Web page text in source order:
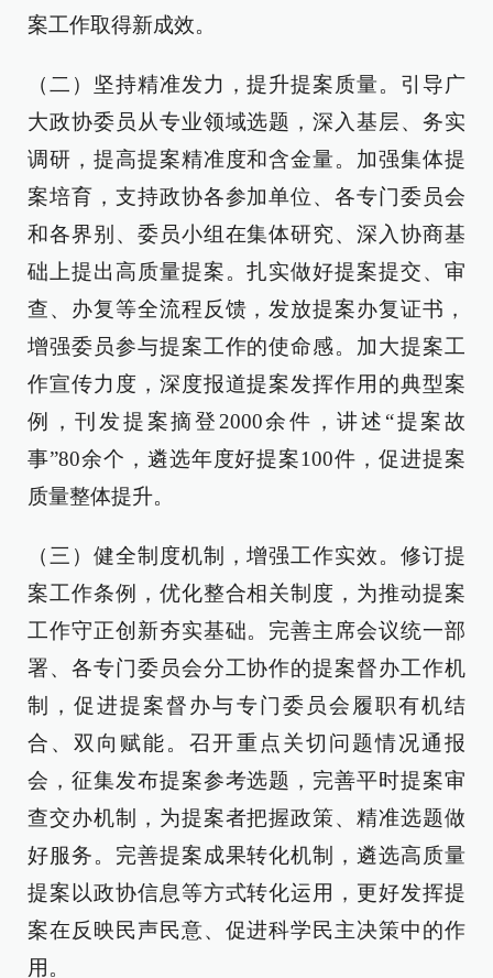
案工作取得新成效。
（二）坚持精准发力，提升提案质量。引导广
大政协委员从专业领域选题，深入基层、务实
调研，提高提案精准度和含金量。加强集体提
案培育，支持政协各参加单位、各专门委员会
和各界别、委员小组在集体研究、深入协商基
础上提出高质量提案。扎实做好提案提交、审
查、办复等全流程反馈，发放提案办复证书，
增强委员参与提案工作的使命感。加大提案工
作宣传力度，深度报道提案发挥作用的典型案
例，刊发提案摘登2000余件，讲述“提案故
事”80余个，遴选年度好提案100件，促进提案
质量整体提升。
（三）健全制度机制，增强工作实效。修订提
案工作条例，优化整合相关制度，为推动提案
工作守正创新夯实基础。完善主席会议统一部
署、各专门委员会分工协作的提案督办工作机
制，促进提案督办与专门委员会履职有机结
合、双向赋能。召开重点关切问题情况通报
会，征集发布提案参考选题，完善平时提案审
查交办机制，为提案者把握政策、精准选题做
好服务。完善提案成果转化机制，遴选高质量
提案以政协信息等方式转化运用，更好发挥提
案在反映民声民意、促进科学民主决策中的作
用。